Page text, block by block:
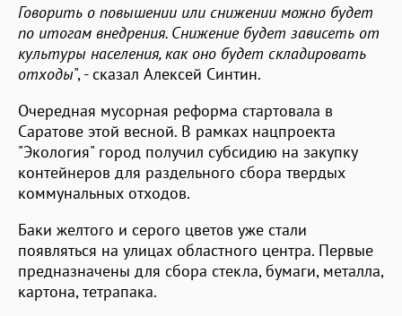
Говорить о повышении или снижении можно будет
по итогам внедрения. Снижение будет зависеть от
культуры населения, как оно будет складировать
отходы", - сказал Алексей Синтин.
Очередная мусорная реформа стартовала в
Саратове этой весной. В рамках нацпроекта
"Экология" город получил субсидию на закупку
контейнеров для раздельного сбора твердых
коммунальных отходов.
Баки желтого и серого цветов уже стали
появляться на улицах областного центра. Первые
предназначены для сбора стекла, бумаги, металла,
картона, тетрапака.